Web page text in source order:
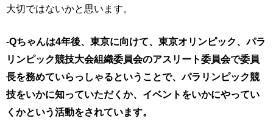
大切ではないかと思います。
-Qちゃんは4年後、東京に向けて、東京オリンピック、パラ
リンピック競技大会組織委員会のアスリート委員会で委員
長を務めていらっしゃるということで、パラリンピック競
技をいかに知っていただくか、イベントをいかにやってい
くかという活動をされています。